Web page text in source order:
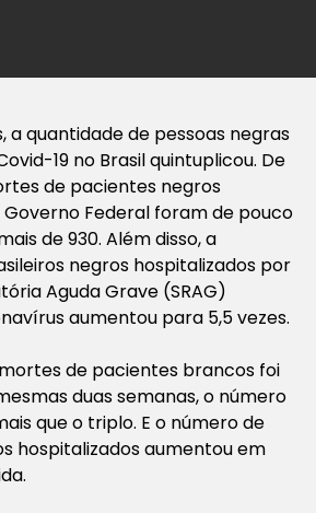
a quantidade de pessoas negras
19 no Brasil quintuplicou. De
de pacientes negros
Federal foram de pouco
de 930. Além disso, a
negros hospitalizados por
Aguda Grave (SRAG)
aumentou para 5,5 vezes.
de pacientes brancos foi
duas semanas, o número
que o triplo. E o número de
hospitalizados aumentou em